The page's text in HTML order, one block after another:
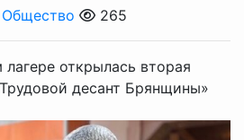
Общество 265
открылась вторая
десант Брянщины»